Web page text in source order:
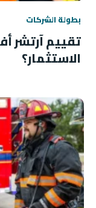
بطولة الشركات
تقييم آرتشر
الاستثمار؟